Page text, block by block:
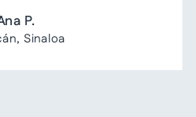
P.
Sinaloa